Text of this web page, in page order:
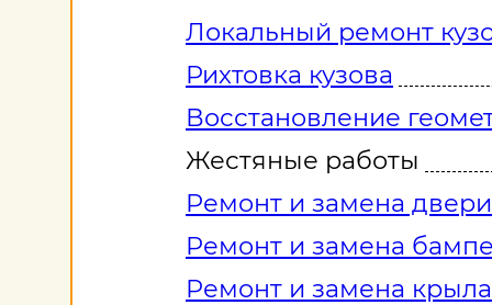
Локальный ремонт
Рихтовка кузова
Восстановление
Жестяные работы
Ремонт и замена двери
Ремонт и замена
Ремонт и замена крыла